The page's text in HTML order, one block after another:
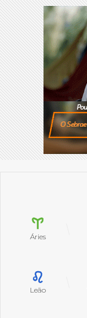
Áries
Leão